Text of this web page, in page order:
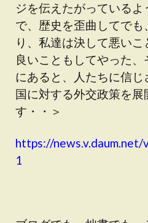
ジを伝えたがっている
で、歴史を歪曲してで
り、私達は決して悪いこ
良いこともしてやった
にあると、人たちに信
国に対する外交政策を
す・・＞
https://
1